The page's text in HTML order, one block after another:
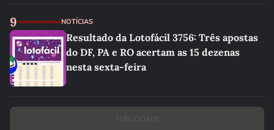
9 NOTÍCIAS
Resultado da Lotofácil 3756: Três apostas
do DF, PA e RO acertam as 15 dezenas
nesta sexta-feira
PUBLICIDADE